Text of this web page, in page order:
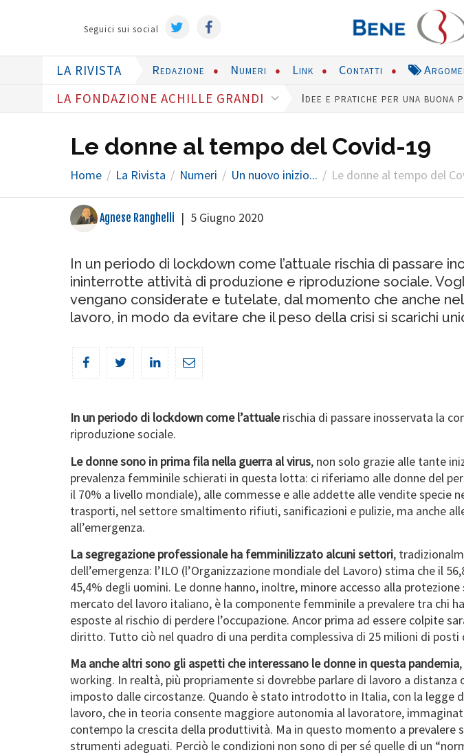
Seguici sui social
LA RIVISTA Redazione Numeri Link Contatti
LA FONDAZIONE ACHILLE GRANDI Idee e pratiche per una buona
Le donne al tempo del Covid-19
Home La Rivista Numeri Un nuovo inizio... Le donne al tempo del
Agnese Ranghelli | 5 Giugno 2020
In un periodo di lockdown come l’attuale rischia di passare
ininterrotte attività di produzione e riproduzione sociale.
vengano considerate e tutelate, dal momento che anche
lavoro, in modo da evitare che il peso della crisi si scarichi
In un periodo di lockdown come l’attualerischia di passare inosservata la
riproduzione sociale.
Le donne sono in prima fila nella guerra al virus, non solo grazie alle tante
prevalenza femminile schierati in questa lotta: ci riferiamo alle donne del
il 70% a livello mondiale), alle commesse e alle addette alle vendite
trasporti, nel settore smaltimento rifiuti, sanificazioni e pulizie, ma anche
all’emergenza.
La segregazione professionale ha femminilizzato alcuni settori,
dell’emergenza: l’ILO (l’Organizzazione mondiale del Lavoro) stima che il
45,4% degli uomini. Le donne hanno, inoltre, minore accesso alla
mercato del lavoro italiano, è la componente femminile a prevalere tra chi
esposte al rischio di perdere l’occupazione. Ancor prima ad essere colpite
diritto. Tutto ciò nel quadro di una perdita complessiva di 25 milioni di
Ma anche altri sono gli aspetti che interessano le donne in questa pandemia
working. In realtà, più propriamente si dovrebbe parlare di lavoro a
imposto dalle circostanze. Quando è stato introdotto in Italia, con la
lavoro, che in teoria consente maggiore autonomia al lavoratore,
contempo la crescita della produttività. Ma in questo momento a
strumenti adeguati. Perciò le condizioni non sono di per sé quelle di un